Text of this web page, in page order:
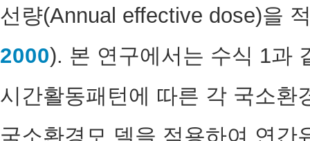
선량(Annual effective dose)을
2000). 본 연구에서는 수식 1과
시간활동패턴에 따른 각 국소환
국소환경모 델을 적용하여 연간